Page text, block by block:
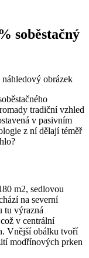
soběstačný
tradiční vzhled
v pasivním
z ní dělají téměř
m2, sedlovou
na severní
tu výrazná
v centrální
Vnější obálku tvoří
modřínových prken